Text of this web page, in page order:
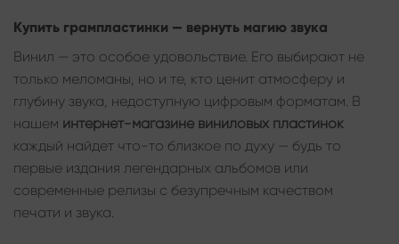
Купить грампластинки — вернуть магию звука
Винил — это особое удовольствие. Его выбирают не
только меломаны, но и те, кто ценит атмосферу и
глубину звука, недоступную цифровым форматам. В
нашем интернет-магазине виниловых пластинок
каждый найдет что-то близкое по духу — будь то
первые издания легендарных альбомов или
современные релизы с безупречным качеством
печати и звука.